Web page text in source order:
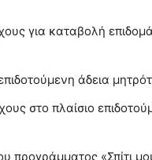
για καταβολή
άδεια
στο πλαίσιο
προγράμματος «Σπίτι